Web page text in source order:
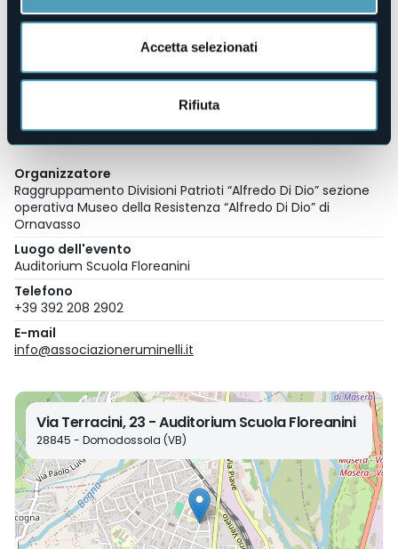
Accetta selezionati
Rifiuta
rispetto dei diritti umani, la pace del diritto di ogni popolo
alla libertà e alla dignità…” tutti, insieme a lui, ci uniamo per
porgere anche il nostro augurio che il nuovo anno porti
vera pace nel mondo.
Il concerto, come tutte le manifestazioni sostenute
dal Raggruppamento A. Di Dio, è gratuito.
Organizzatore
Raggruppamento Divisioni Patrioti “Alfredo Di Dio” sezione
operativa Museo della Resistenza “Alfredo Di Dio” di
Ornavasso
Luogo dell'evento
Auditorium Scuola Floreanini
Telefono
+39 392 208 2902
E-mail
info@associazioneruminelli.it
Via Terracini, 23 - Auditorium Scuola Floreanini
28845 - Domodossola (VB)